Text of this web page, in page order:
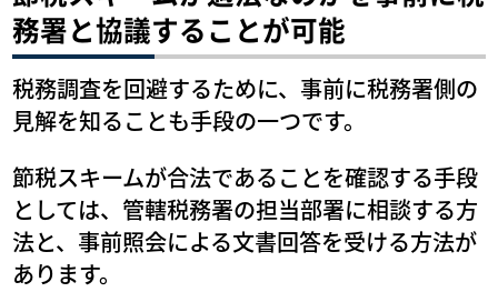
務署と協議することが可能
税務調査を回避するために、事前に税務署側の
見解を知ることも手段の一つです。
節税スキームが合法であることを確認する手段
としては、管轄税務署の担当部署に相談する方
法と、事前照会による文書回答を受ける方法が
あります。